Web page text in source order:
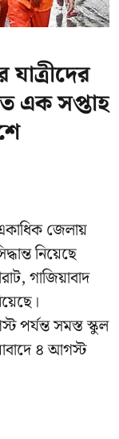
এক সপ্তাহ
জেলায়
নিয়েছে
গাজিয়াবাদ
সমস্ত স্কুল
৪ আগস্ট